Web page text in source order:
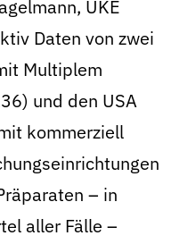
UKE
Daten von zwei
Multiplem
und den USA
kommerziell
– in
aller Fälle –